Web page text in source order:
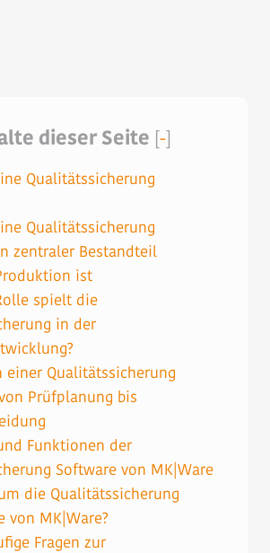
dieser Seite -]
Qualitätssicherung
Qualitätssicherung
zentraler Bestandteil
ist
spielt die
in der
einer Qualitätssicherung
Prüfplanung bis
Funktionen der
Software von MK|Ware
die Qualitätssicherung
von MK|Ware?
Fragen zur